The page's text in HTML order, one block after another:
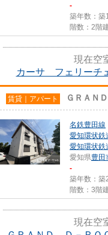
-
築年数：築
階数：2階
現在空
カーサ フェリーチ
賃貸｜アパート ＧＲＡＮ
名鉄豊田線
愛知環状鉄
愛知環状鉄
愛知県豊田
-
築年数：築
階数：3階
現在空